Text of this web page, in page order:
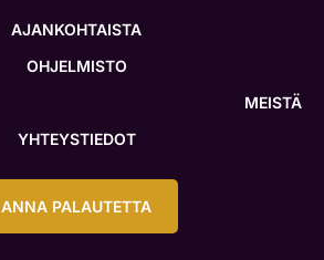
AJANKOHTAISTA
OHJELMISTO
MEISTÄ
YHTEYSTIEDOT
ANNA PALAUTETTA